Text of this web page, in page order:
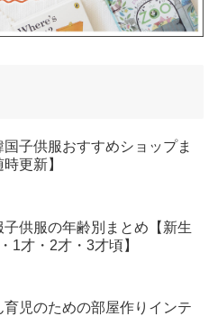
国子供服おすすめショップま
更新】
子供服の年齢別まとめ【新生
1才・2才・3才頃】
育児のための部屋作りインテ